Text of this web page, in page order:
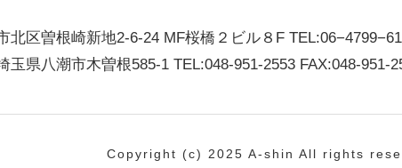
北区曽根崎新地2-6-24 MF桜橋２ビル８F TEL:
玉県八潮市木曽根585-1 TEL:048-951-2553 FAX:048-951-
Copyright (c) 2025 A-shin All rights